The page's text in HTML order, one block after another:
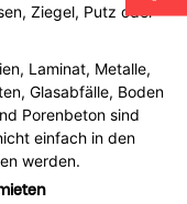
Ziegel, Putz oder
Laminat, Metalle,
Glasabfälle, Boden
Porenbeton sind
einfach in den
werden.